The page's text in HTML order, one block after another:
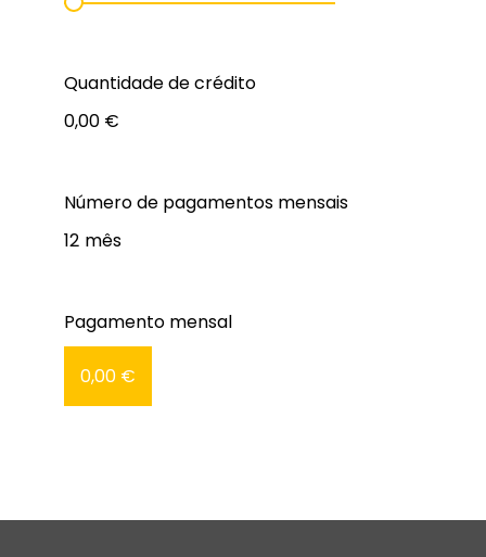
Quantidade de crédito
0,00 €
Número de pagamentos mensais
12 mês
Pagamento mensal
0,00 €